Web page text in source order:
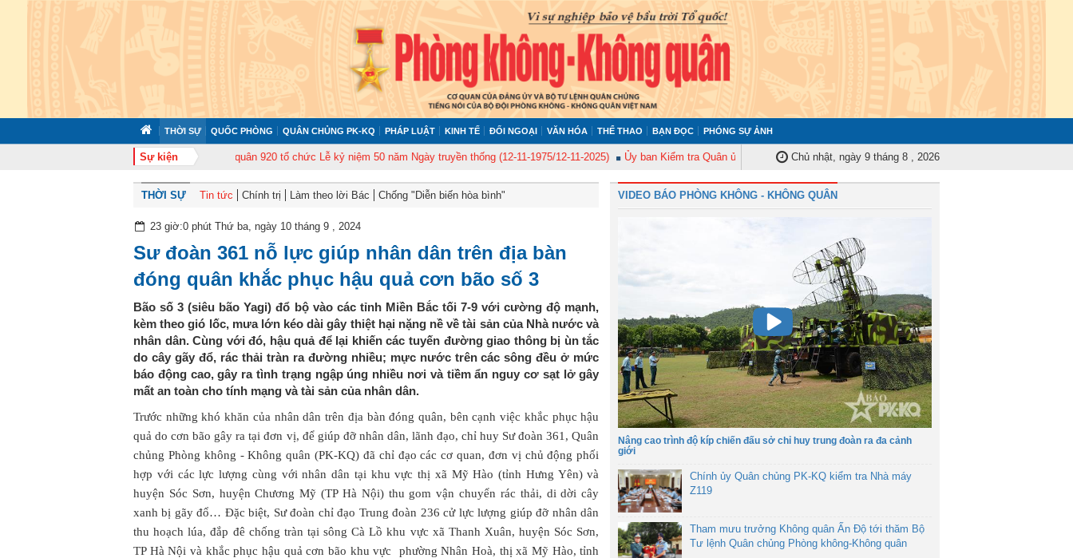
THỜI SỰ QUỐC PHÒNG QUÂN CHỦNG PK-KQ PHÁP LUẬT KINH TẾ ĐỐI NGOẠI VĂN HÓA THỂ THAO BẠN ĐỌC PHÓNG SỰ ẢNH
Sự kiện
Trung đoàn Không quân 920 tổ chức Lễ kỷ niệm 50 năm Ngày truyền thống (12-11-1975/12-11-2025) Ủy ban Kiểm tra Quân ủy Trung ương tập huấn nghiệp vụ công tác kiểm tra, giám sát năm 2025
Chủ nhật, ngày 9 tháng 8 , 2026
THỜI SỰ Tin tức Chính trị Làm theo lời Bác Chống "Diễn biến hòa bình"
23 giờ:0 phút Thứ ba, ngày 10 tháng 9 , 2024
Sư đoàn 361 nỗ lực giúp nhân dân trên địa bàn
đóng quân khắc phục hậu quả cơn bão số 3
Bão số 3 (siêu bão Yagi) đổ bộ vào các tỉnh Miền Bắc tối 7-9 với cường độ mạnh,
kèm theo gió lốc, mưa lớn kéo dài gây thiệt hại nặng nề về tài sản của Nhà nước và
nhân dân. Cùng với đó, hậu quả để lại khiến các tuyến đường giao thông bị ùn tắc
do cây gãy đổ, rác thải tràn ra đường nhiều; mực nước trên các sông đều ở mức
báo động cao, gây ra tình trạng ngập úng nhiều nơi và tiềm ẩn nguy cơ sạt lở gây
mất an toàn cho tính mạng và tài sản của nhân dân.
Trước những khó khăn của nhân dân trên địa bàn đóng quân, bên cạnh việc khắc phục hậu
quả do cơn bão gây ra tại đơn vị, để giúp đỡ nhân dân, lãnh đạo, chỉ huy Sư đoàn 361, Quân
chủng Phòng không - Không quân (PK-KQ) đã chỉ đạo các cơ quan, đơn vị chủ động phối
hợp với các lực lượng cùng với nhân dân tại khu vực thị xã Mỹ Hào (tỉnh Hưng Yên) và
huyện Sóc Sơn, huyện Chương Mỹ (TP Hà Nội) thu gom vận chuyển rác thải, di dời cây
xanh bị gãy đổ… Đặc biệt, Sư đoàn chỉ đạo Trung đoàn 236 cử lực lượng giúp đỡ nhân dân
thu hoạch lúa, đắp đê chống tràn tại sông Cà Lồ khu vực xã Thanh Xuân, huyện Sóc Sơn,
TP Hà Nội và khắc phục hậu quả cơn bão khu vực phường Nhân Hoà, thị xã Mỹ Hào, tỉnh
VIDEO BÁO PHÒNG KHÔNG - KHÔNG QUÂN
Nâng cao trình độ kíp chiến đấu sở chỉ huy trung đoàn ra đa cảnh
giới
Chính ủy Quân chủng PK-KQ kiểm tra Nhà máy
Z119
Tham mưu trưởng Không quân Ấn Độ tới thăm Bộ
Tư lệnh Quân chủng Phòng không-Không quân